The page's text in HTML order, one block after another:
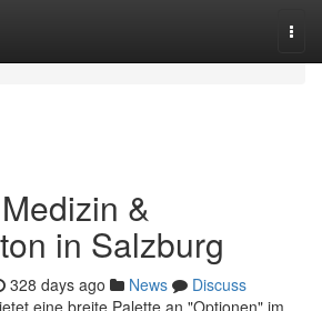
&
in Salzburg
328 days ago News
Discuss
eine breite Palette an "Optionen" im